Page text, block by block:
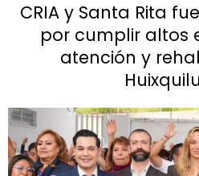
CRIA y Santa Rita
por cumplir altos
atención y